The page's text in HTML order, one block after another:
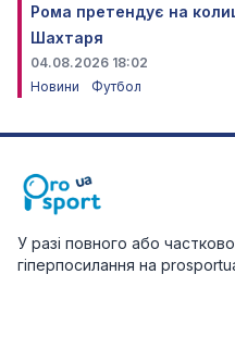
Рома претендує на
Шахтаря
04.08.2026 18:02
Новини
Футбол
У разі повного або
гіперпосилання на